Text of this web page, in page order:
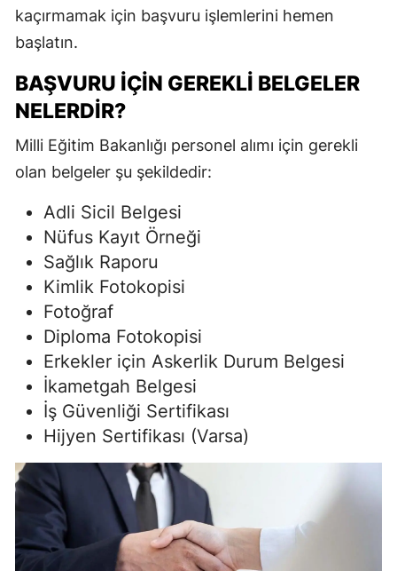
kaçırmamak için başvuru işlemlerini hemen
başlatın.
BAŞVURU İÇIN GEREKLI BELGELER
NELERDIR?
Milli Eğitim Bakanlığı personel alımı için gerekli
olan belgeler şu şekildedir:
Adli Sicil Belgesi
Nüfus Kayıt Örneği
Sağlık Raporu
Kimlik Fotokopisi
Fotoğraf
Diploma Fotokopisi
Erkekler için Askerlik Durum Belgesi
İkametgah Belgesi
İş Güvenliği Sertifikası
Hijyen Sertifikası (Varsa)